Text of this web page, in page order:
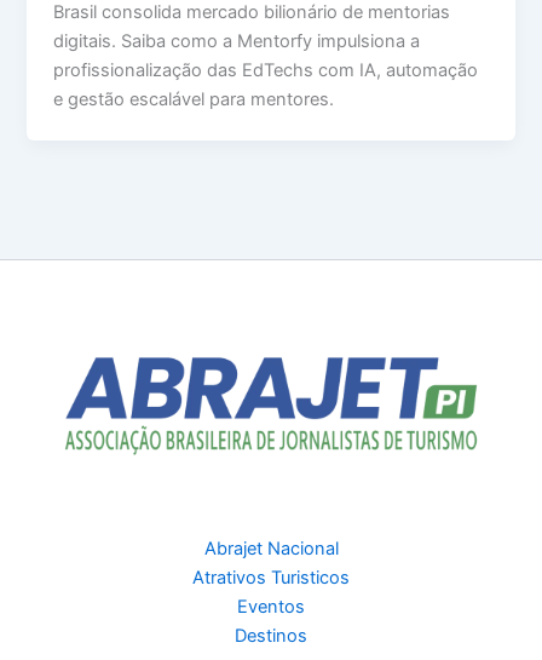
Brasil consolida mercado bilionário de mentorias
digitais. Saiba como a Mentorfy impulsiona a
profissionalização das EdTechs com IA, automação
e gestão escalável para mentores.
Abrajet Nacional
Atrativos Turisticos
Eventos
Destinos